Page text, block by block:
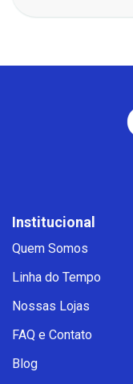
Institucional
Quem Somos
Linha do Tempo
Nossas Lojas
FAQ e Contato
Blog